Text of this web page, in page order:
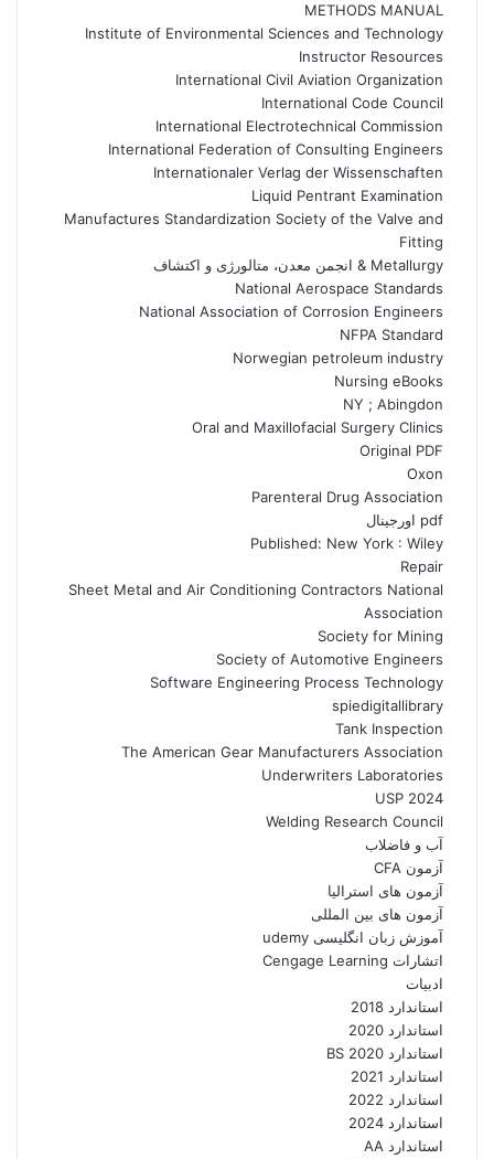
METHODS MANUAL
Institute of Environmental Sciences and Technology
Instructor Resources
International Civil Aviation Organization
International Code Council
International Electrotechnical Commission
International Federation of Consulting Engineers
Internationaler Verlag der Wissenschaften
Liquid Pentrant Examination
Manufactures Standardization Society of the Valve and
Fitting
Metallurgy & انجمن معدن، متالورژی و اکتشاف
National Aerospace Standards
National Association of Corrosion Engineers
NFPA Standard
Norwegian petroleum industry
Nursing eBooks
NY ; Abingdon
Oral and Maxillofacial Surgery Clinics
Original PDF
Oxon
Parenteral Drug Association
pdf اورجینال
Published: New York : Wiley
Repair
Sheet Metal and Air Conditioning Contractors National
Association
Society for Mining
Society of Automotive Engineers
Software Engineering Process Technology
spiedigitallibrary
Tank Inspection
The American Gear Manufacturers Association
Underwriters Laboratories
USP 2024
Welding Research Council
آب و فاضلاب
آزمون CFA
آزمون های استرالیا
آزمون های بین المللی
آموزش زبان انگلیسی udemy
اتشارات Cengage Learning
ادبیات
استاندارد 2018
استاندارد 2020
استاندارد 2020 BS
استاندارد 2021
استاندارد 2022
استاندارد 2024
استاندارد AA